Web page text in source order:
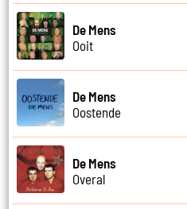
De Mens
Ooit
De Mens
Oostende
De Mens
Overal